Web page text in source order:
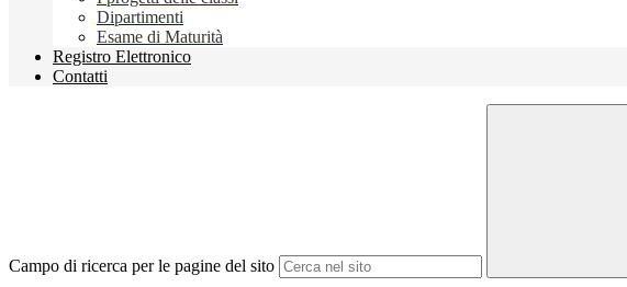
Dipartimenti
Esame di Maturità
Registro Elettronico
Contatti
Campo di ricerca per le pagine del sito